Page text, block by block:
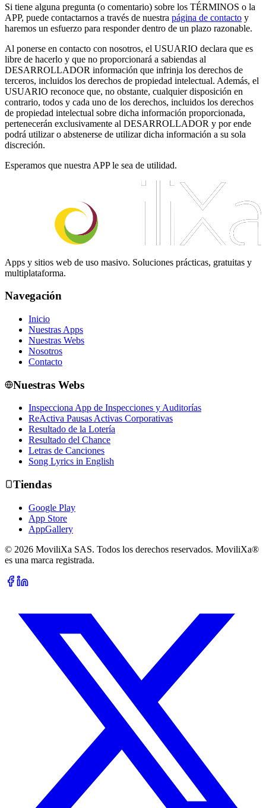
Si tiene alguna pregunta (o comentario) sobre los TÉRMINOS o la
APP, puede contactarnos a través de nuestra página de contacto y
haremos un esfuerzo para responder dentro de un plazo razonable.
Al ponerse en contacto con nosotros, el USUARIO declara que es
libre de hacerlo y que no proporcionará a sabiendas al
DESARROLLADOR información que infrinja los derechos de
terceros, incluidos los derechos de propiedad intelectual. Además, el
USUARIO reconoce que, no obstante, cualquier disposición en
contrario, todos y cada uno de los derechos, incluidos los derechos
de propiedad intelectual sobre dicha información proporcionada,
pertenecerán exclusivamente al DESARROLLADOR y por ende
podrá utilizar o abstenerse de utilizar dicha información a su sola
discreción.
Esperamos que nuestra APP le sea de utilidad.
Apps y sitios web de uso masivo. Soluciones prácticas, gratuitas y
multiplataforma.
Navegación
Inicio
Nuestras Apps
Nuestras Webs
Nosotros
Contacto
Nuestras Webs
Inspecciona App de Inspecciones y Auditorías
ReActiva Pausas Activas Corporativas
Resultado de la Lotería
Resultado del Chance
Letras de Canciones
Song Lyrics in English
Tiendas
Google Play
App Store
AppGallery
© 2026 MoviliXa SAS. Todos los derechos reservados. MoviliXa®
es una marca registrada.